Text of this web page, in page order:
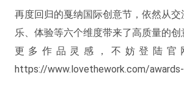
再度回归的戛纳国际创意节，依然从
乐、体验等六个维度带来了高质量的创
更多作品灵感，不妨登陆官
https://www.lovethework.com/awards-